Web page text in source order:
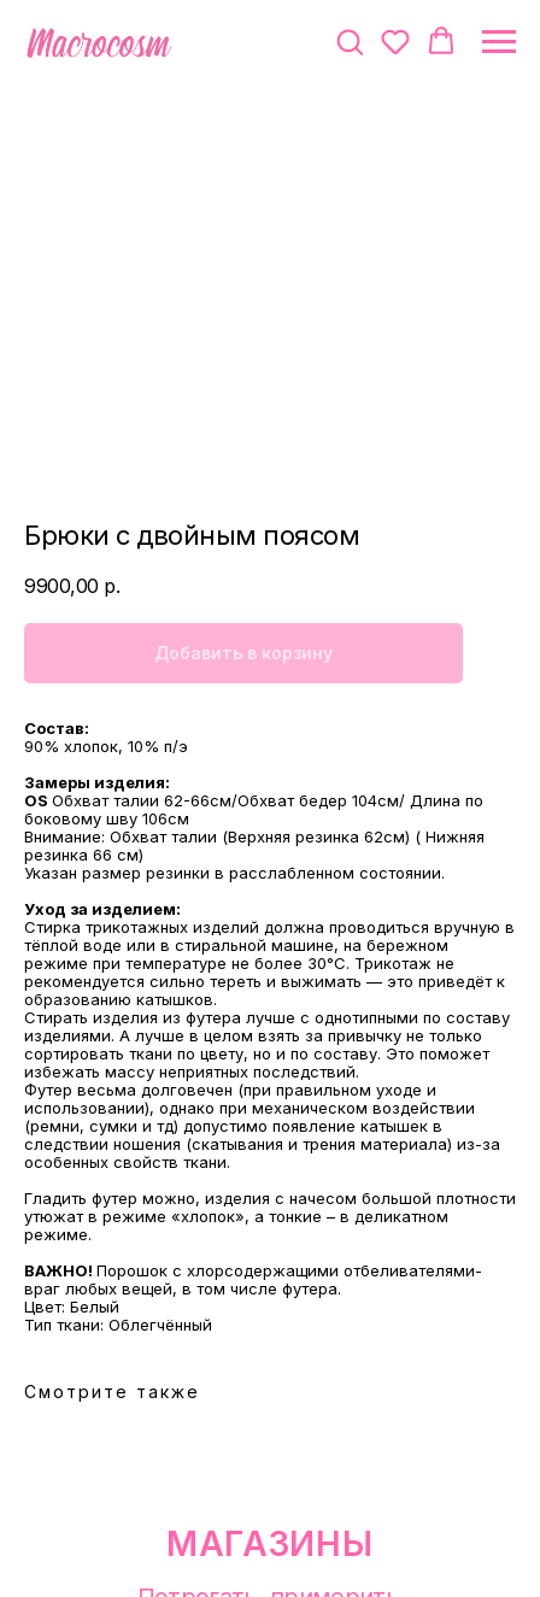
Брюки с двойным поясом
9900,00 р.
Добавить в корзину
Состав:
90% хлопок, 10% п/э
Замеры изделия:
OS Обхват талии 62-66см/Обхват бедер 104см/ Длина по
боковому шву 106см
Внимание: Обхват талии (Верхняя резинка 62см) ( Нижняя
резинка 66 см)
Указан размер резинки в расслабленном состоянии.
Уход за изделием:
Стирка трикотажных изделий должна проводиться вручную в
тёплой воде или в стиральной машине, на бережном
режиме при температуре не более 30°С. Трикотаж не
рекомендуется сильно тереть и выжимать — это приведёт к
образованию катышков.
Стирать изделия из футера лучше с однотипными по составу
изделиями. А лучше в целом взять за привычку не только
сортировать ткани по цвету, но и по составу. Это поможет
избежать массу неприятных последствий.
Футер весьма долговечен (при правильном уходе и
использовании), однако при механическом воздействии
(ремни, сумки и тд) допустимо появление катышек в
следствии ношения (скатывания и трения материала) из-за
особенных свойств ткани.
Гладить футер можно, изделия с начесом большой плотности
утюжат в режиме «хлопок», а тонкие – в деликатном
режиме.
ВАЖНО! Порошок с хлорсодержащими отбеливателями-
враг любых вещей, в том числе футера.
Цвет: Белый
Тип ткани: Облегчённый
Смотрите также
МАГАЗИНЫ
Потрогать, примерить,
ВЛЮБИТЬСЯ И КУПИТЬ